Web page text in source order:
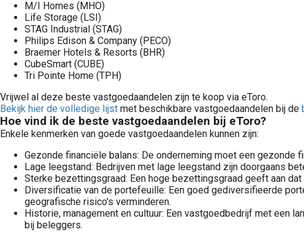
M/I Homes (MHO)
Life Storage (LSI)
STAG Industrial (STAG)
Philips Edison & Company (PECO)
Braemer Hotels & Resorts (BHR)
CubeSmart (CUBE)
Tri Pointe Home (TPH)
Vrijwel al deze beste vastgoedaandelen zijn te koop via eToro.
Bekijk hier de volledige lijst met beschikbare vastgoedaandelen bij de
Hoe vind ik de beste vastgoedaandelen bij eToro?
Enkele kenmerken van goede vastgoedaandelen kunnen zijn:
Gezonde financiële balans: De onderneming moet een gezonde
Lage leegstand: Bedrijven met lage leegstand zijn doorgaans
Sterke bezettingsgraad: Een hoge bezettingsgraad geeft aan
Diversificatie van de portefeuille: Een goed gediversifieerde
geografische risico's verminderen.
Historie, management en cultuur: Een vastgoedbedrijf met een
bij beleggers.